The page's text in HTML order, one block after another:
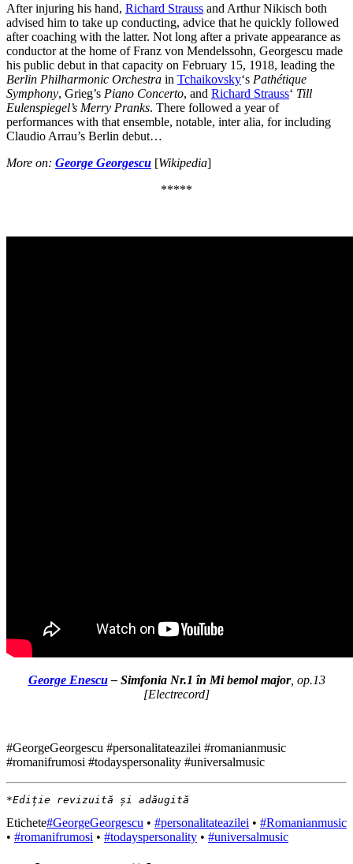
After injuring his hand, Richard Strauss and Arthur Nikisch both
advised him to take up conducting, advice that he quickly followed
after coaching with the latter. Not long after a private appearance as
conductor at the home of Franz von Mendelssohn, Georgescu made
his public debut in that capacity on February 15, 1918, leading the
Berlin Philharmonic Orchestra in Tchaikovsky‘s Pathétique
Symphony, Grieg’s Piano Concerto, and Richard Strauss‘ Till
Eulenspiegel’s Merry Pranks. There followed a year of
performances with that ensemble, notable, inter alia, for including
Claudio Arrau’s Berlin debut…
More on: George Georgescu [Wikipedia]
*****
George Enescu– Simfonia Nr.1 în Mi bemol major, op.13
[Electrecord]
#GeorgeGeorgescu #personalitateazilei #romanianmusic
#romanifrumosi #todayspersonality #universalmusic
*Ediție revizuită și adăugită
Etichete#GeorgeGeorgescu • #personalitateazilei • #Romanianmusic
• #romanifrumosi • #todayspersonality • #universalmusic